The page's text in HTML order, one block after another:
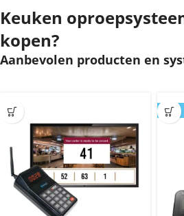
Keuken
kopen?
Aanbevolen producten en
SALE